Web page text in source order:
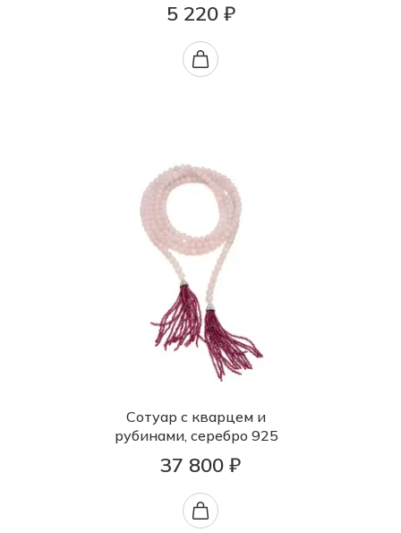
5 220 ₽
Сотуар с кварцем и
рубинами, серебро 925
37 800 ₽